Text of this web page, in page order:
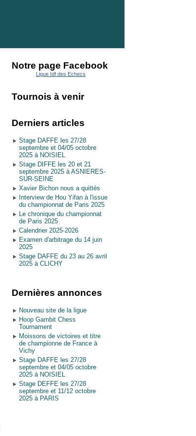
Notre page Facebook
Ligue Idf des Echecs
Tournois à venir
Derniers articles
Stage DAFFE les 27/28
septembre et 04/05 octobre
2025 à NOISIEL
Stage DIFFE les 20 et 21
septembre 2025 à ASNIERES-
SUR-SEINE
Xavier Bichon nous a quittés
Interview de Hou Yifan à l'issue
du championnat de Paris 2025
Le chronique du championnat
de Paris 2025
Calendrier 2025-2026
Examen d'arbitrage du 14 juin
2025
Stage DAFFE du 23 au 26 avril
2025 à CLICHY
Dernières annonces
Nouveau site de la ligue
Hoop Gambit Chess
Tournament
Moissons de victoires et titre
de championne de France à
Vichy
Stage DAFFE les 27/28
septembre et 04/05 octobre
2025 à NOISIEL
Stage DEFFE les 27/28
septembre et 11/12 octobre
2025 à PARIS